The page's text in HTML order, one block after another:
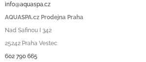
info@aquaspa.cz
AQUASPA.cz Prodejna Praha
Nad Safinou I 342
25242 Praha Vestec
602 790 665